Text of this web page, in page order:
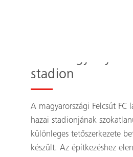
Szemet
stadion
A magyarországi Felcsút FC
hazai stadionjának
különleges tetőszerkezete
készült. Az építkezéshez